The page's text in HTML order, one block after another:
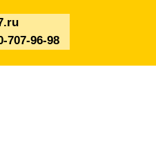
707-96-98